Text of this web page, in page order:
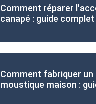
Comment réparer
canapé : guide complet
Comment fabriquer un
moustique maison :